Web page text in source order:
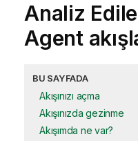
Analiz
Agent
BU SAYFADA
Akışınızı açma
Akışınızda gezinme
Akışımda ne var?